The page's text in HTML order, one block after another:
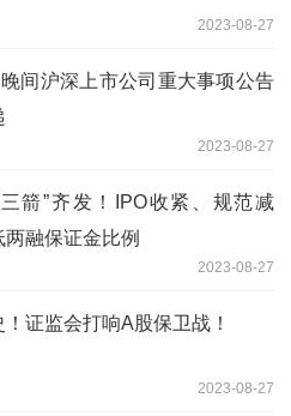
2023-08-27
间沪深上市公司重大事项公告
2023-08-27
箭”齐发！IPO收紧、规范减
融保证金比例
2023-08-27
！证监会打响A股保卫战！
2023-08-27